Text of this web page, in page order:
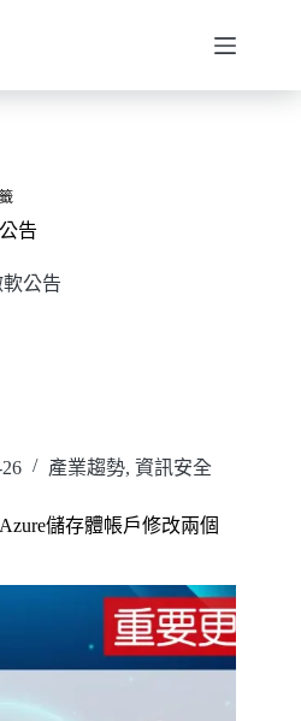
告
公告
產業趨勢, 資訊安全
儲存體帳戶修改兩個